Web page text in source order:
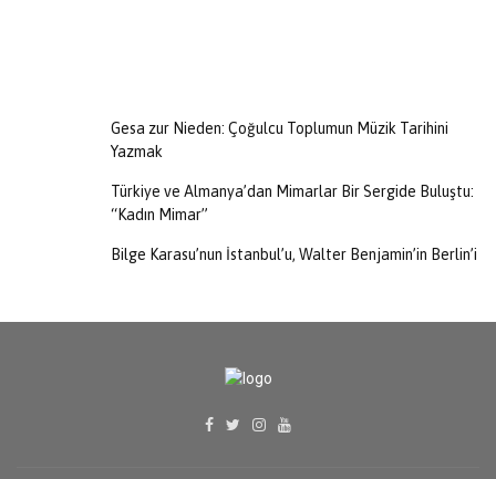
Gesa zur Nieden: Çoğulcu Toplumun Müzik Tarihini
Yazmak
Türkiye ve Almanya’dan Mimarlar Bir Sergide Buluştu:
“Kadın Mimar”
Bilge Karasu’nun İstanbul’u, Walter Benjamin’in Berlin’i